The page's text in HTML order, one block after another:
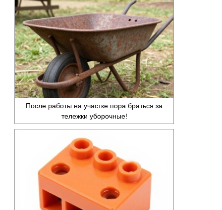
После работы на участке пора браться за
тележки уборочные!